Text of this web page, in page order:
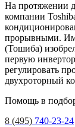
На протяжении
компании
прорывными.
(Тошиба)
первую
регулировать
двухроторный
Помощь в
8 (495) 740-23-24